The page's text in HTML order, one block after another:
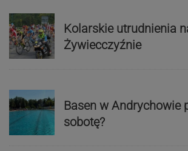
Kolarskie utrudnienia
Żywiecczyźnie
Basen w Andrychowie
sobotę?